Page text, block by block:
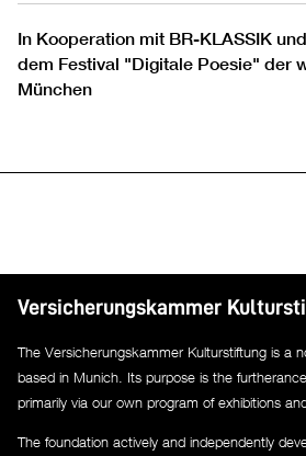
In Kooperation mit BR-KLASSIK
dem Festival "Digitale Poesie" der
München
Versicherungskammer
The Versicherungskammer Kulturstiftung is a
based in Munich. Its purpose is the
primarily via our own program of exhibitions
The foundation actively and independently